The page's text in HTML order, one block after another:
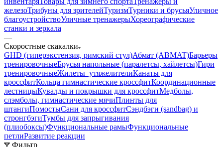
железоТрибуны для зрителейТуризмТурники и брусьяУличное
благоустройствоУличные тренажерыХореографические
станки и зеркала
—
Скоростные скакалки
GHD (гиперэкстензия, римский стул)Абмат (ABMAT)Барьеры
тренировочныеБрусья напольные (паралетсы, хайлетсы)Гири
тренировочныеЖилеты–утяжелителиКанаты для
кроссфитКольца гимнастические кроссфитКоординационные
лестницыКувалды и покрышки для кроссфитМедболы,
слэмболы, гимнастические мячиПлинты для
штангиПомостыСани для кроссфитСэндбэги (sandbag) и
стронгбэгиТумбы для запрыгивания
(плиобоксы)Функциональные рамыФункциональные
петлиРазвитие реакции
Фильтр